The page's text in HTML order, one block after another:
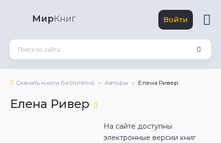
МирКниг Войти
Скачать книги бесплатно Авторы Елена Ривер
Елена Ривер
На сайте доступны
электронные версии книг